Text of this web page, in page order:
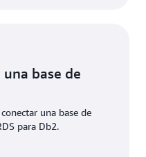
una base de
una base de
para Db2.